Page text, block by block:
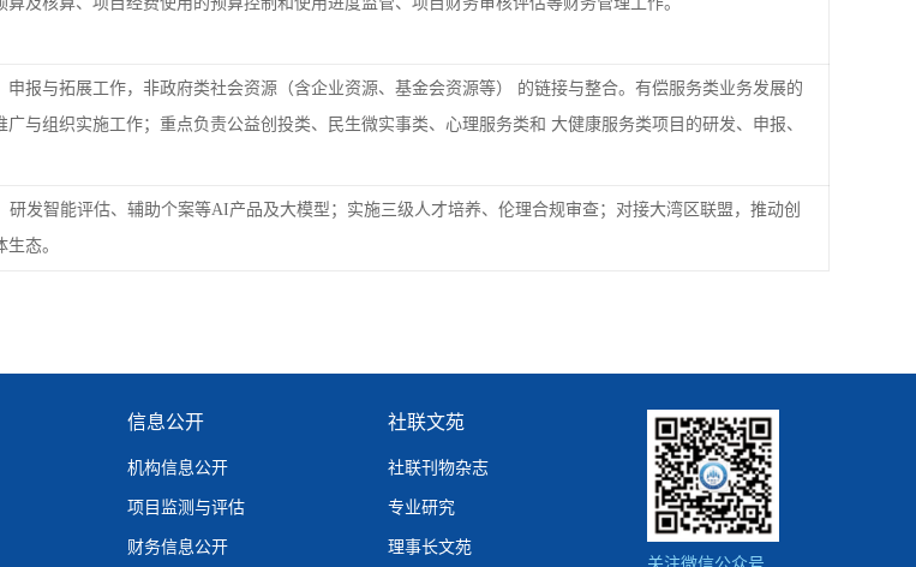
报与拓展工作，非政府类社会资源（含企业资源、基金会资源等） 的链接与整合。有偿服务类业务发展的
与组织实施工作；重点负责公益创投类、民生微实事类、心理服务类和 大健康服务类项目的研发、申报、
发智能评估、辅助个案等AI产品及大模型；实施三级人才培养、伦理合规审查；对接大湾区联盟，推动创
态。
信息公开
机构信息公开
项目监测与评估
财务信息公开
社联文苑
社联刊物杂志
专业研究
理事长文苑